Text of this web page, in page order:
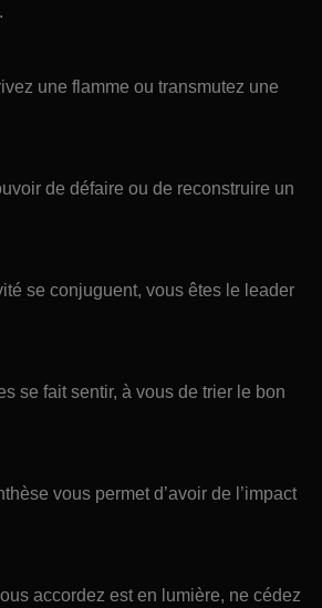
une flamme ou transmutez une
de défaire ou de reconstruire un
se conjuguent, vous êtes le leader
se fait sentir, à vous de trier le bon
vous permet d’avoir de l’impact
accordez est en lumière, ne cédez